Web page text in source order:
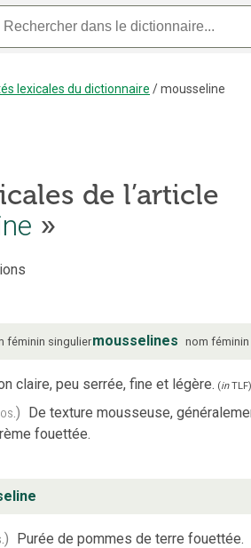
lexicales du dictionnaire /mousseline
de l’article
»
féminin singuliermousselines nom féminin
claire, peu serrée, fine et légère. (inTLF
De texture mousseuse,
fouettée.
Purée de pommes de terre fouettée.